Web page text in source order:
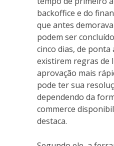
backoffice e do
que antes
podem ser
cinco dias, de ponta
existirem regras de
aprovação mais
pode ter sua
dependendo da
commerce
destaca.